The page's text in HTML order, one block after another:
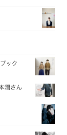
ック
潤さん